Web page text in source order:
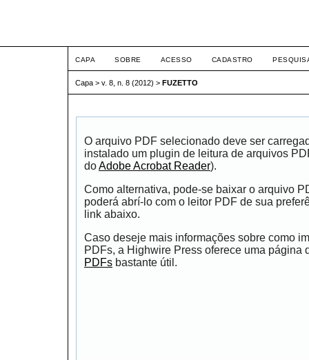
CAPA SOBRE ACESSO CADASTRO
Capa > v. 8, n. 8 (2012) > FUZETTO
O arquivo PDF selecionado deve ser
instalado um plugin de leitura de arquivos
doAdobe Acrobat Reader).
Como alternativa, pode-se baixar o arquivo
poderá abrí-lo com o leitor PDF de sua
link abaixo.
Caso deseje mais informações sobre como
PDFs, a Highwire Press oferece uma página
PDFs bastante útil.